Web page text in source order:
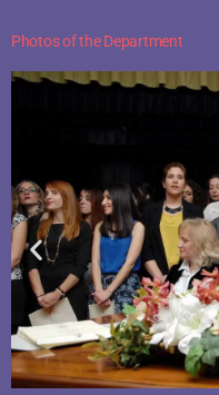
Photos of the Department